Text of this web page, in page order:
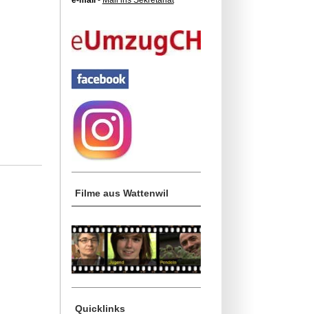
Filme aus Wattenwil
Quicklinks